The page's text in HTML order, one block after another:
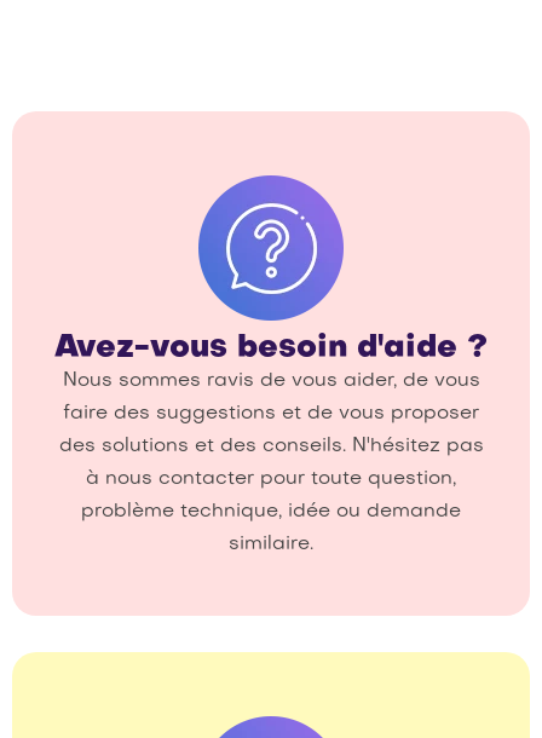
Avez-vous besoin d'aide ?
Nous sommes ravis de vous aider, de vous
faire des suggestions et de vous proposer
des solutions et des conseils. N'hésitez pas
à nous contacter pour toute question,
problème technique, idée ou demande
similaire.